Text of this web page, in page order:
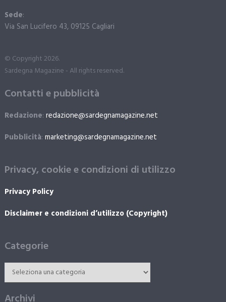
Sede:
Via San Lucifero 43, 09125 Cagliari
© Copyright 2026.
Sardegna Magazine - All rights reserved.
Contatti e pubblicità
Redazione: redazione@sardegnamagazine.net
Pubblicità: marketing@sardegnamagazine.net
Privacy, cookie e condizioni di utilizzo
Privacy Policy
Disclaimer e condizioni d’utilizzo (Copyright)
Categorie